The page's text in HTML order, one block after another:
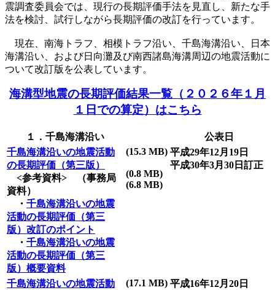
震調査委員会では、現行の長期評価手法を見直し、新たな手
法を検討、試行しながら長期評価の改訂を行っています。
現在、南海トラフ、相模トラフ沿い、千島海溝沿い、日本
海溝沿い、および日向灘及び南西諸島海溝周辺の地震活動に
ついて改訂版を公表しています。
海溝型地震の長期評価結果一覧（２０２６年１月
１日での算定）はこちら
１．千島海溝沿い
公表日
千島海溝沿いの地震活動
の長期評価（第三版）
<参考資料> （事務局
資料）
・ 千島海溝沿いの地震
活動の長期評価（第三
版）改訂のポイント
・ 千島海溝沿いの地震
活動の長期評価（第三
版）概要資料
(15.3 MB)
(0.8 MB)
(6.8 MB)
平成29年12月19日
平成30年3月30日訂正
千島海溝沿いの地震活動
(17.1 MB) 平成16年12月20日